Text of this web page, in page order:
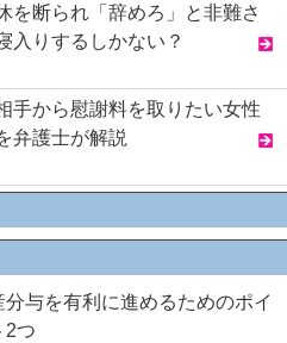
を断られ「辞めろ」と非難さ
りするしかない？
手から慰謝料を取りたい女性
弁護士が解説
分与を有利に進めるためのポイ
2つ